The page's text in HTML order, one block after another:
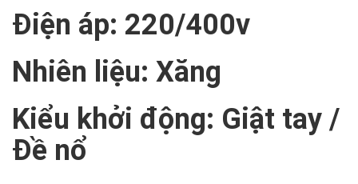
Điện áp: 220/400v
Nhiên liệu: Xăng
Kiểu khởi động: Giật tay /
Đề nổ